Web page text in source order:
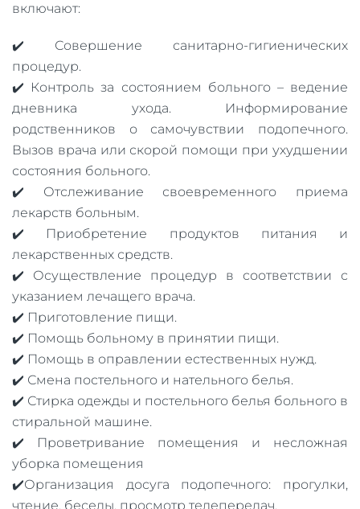
включают:
✔️ Совершение санитарно-гигиенических
процедур.
✔️ Контроль за состоянием больного – ведение
дневника ухода. Информирование
родственников о самочувствии подопечного.
Вызов врача или скорой помощи при ухудшении
состояния больного.
✔️ Отслеживание своевременного приема
лекарств больным.
✔️ Приобретение продуктов питания и
лекарственных средств.
✔️ Осуществление процедур в соответствии с
указанием лечащего врача.
✔️ Приготовление пищи.
✔️ Помощь больному в принятии пищи.
✔️ Помощь в оправлении естественных нужд.
✔️ Смена постельного и нательного белья.
✔️ Стирка одежды и постельного белья больного в
стиральной машине.
✔️ Проветривание помещения и несложная
уборка помещения
✔️Организация досуга подопечного: прогулки,
чтение, беседы, просмотр телепередач.